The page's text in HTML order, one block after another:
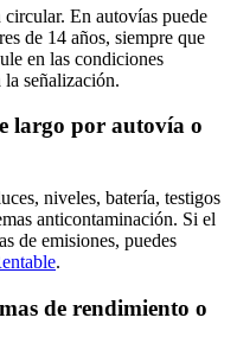
En autovías puede
de 14 años, siempre que
en las condiciones
señalización.
largo por autovía o
niveles, batería, testigos
anticontaminación. Si el
de emisiones, puedes
.
de rendimiento o